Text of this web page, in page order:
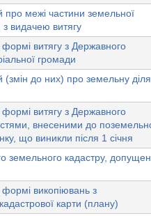
про межі частини земельної
видачею витягу
витягу з Державного
громади
до них) про земельну
витягу з Державного
внесеними до
що виникли після 1 січня
земельного кадастру,
викопіювань з
карти (плану)